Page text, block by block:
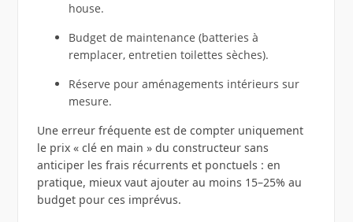
house.
Budget de maintenance (batteries à
remplacer, entretien toilettes sèches).
Réserve pour aménagements intérieurs sur
mesure.
Une erreur fréquente est de compter uniquement
le prix « clé en main » du constructeur sans
anticiper les frais récurrents et ponctuels : en
pratique, mieux vaut ajouter au moins 15–25% au
budget pour ces imprévus.